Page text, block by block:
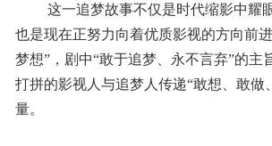
这一追梦故事不仅是时代缩影中耀
也是现在正努力向着优质影视的方向前
梦想”，剧中“敢于追梦、永不言弃”的主
打拼的影视人与追梦人传递“敢想、敢做
量。